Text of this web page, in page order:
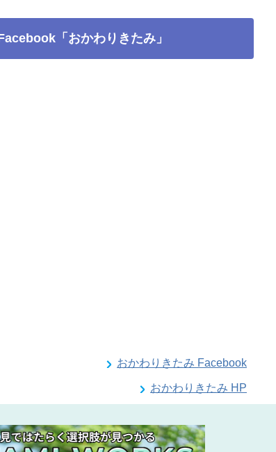
「おかわりきたみ」
おかわりきたみ Facebook
おかわりきたみ HP